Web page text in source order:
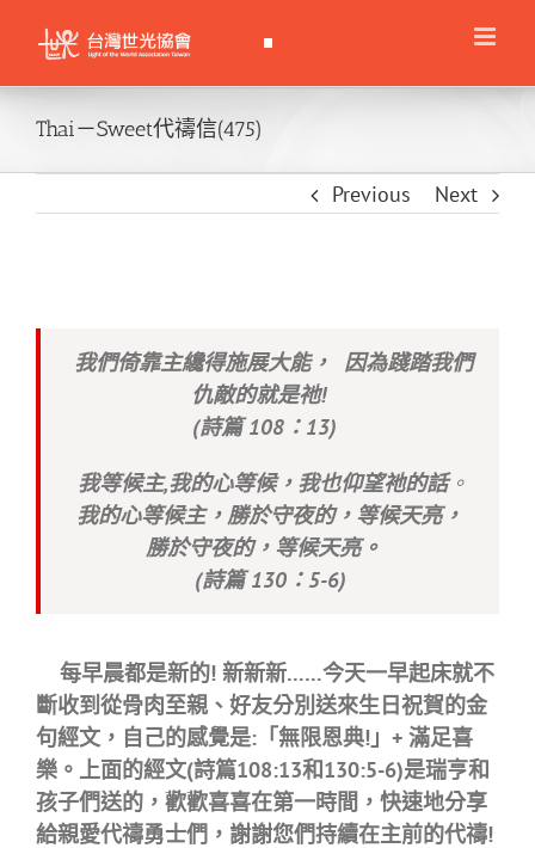
content
Thai－Sweet代禱信(475)
Previous Next
我們倚靠主纔得施展大能，
因為踐踏我們
仇敵的就是祂!
(詩篇 108：13)
我等候主,我的心等候，我也仰望祂的話。
我的心等候主，勝於守夜的，等候天亮，
勝於守夜的，等候天亮。
(詩篇 130：5-6)
每早晨都是新的! 新新新……今天一早起床就不
斷收到從骨肉至親、好友分別送來生日祝賀的金
句經文，自己的感覺是: 「無限恩典!」+ 滿足喜
樂。上面的經文(詩篇108:13和130:5-6)是瑞亨和
孩子們送的，歡歡喜喜在第一時間，快速地分享
給親愛代禱勇士們，謝謝您們持續在主前的代禱!